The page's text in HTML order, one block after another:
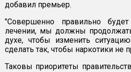
добавил премьер.
"Совершенно правильно
лечении, мы должны
духе, чтобы изменить
сделать так, чтобы наркотики не
Таковы приоритеты